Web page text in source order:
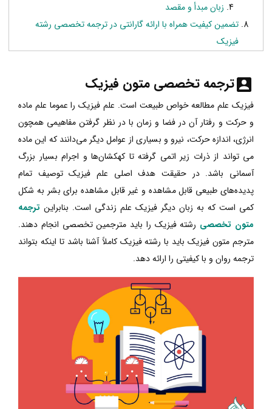
زبان مبدأ و مقصد
تضمین کیفیت همراه با ارائه گارانتی در ترجمه تخصصی رشته
فیزیک
ترجمه تخصصی متون فیزیک
فیزیک علم مطالعه خواص طبیعت است. علم فیزیک را عموما علم ماده
و حرکت و رفتار آن در فضا و زمان با در نظر گرفتن مفاهیمی همچون
انرژی، اندازه حرکت، نیرو و بسیاری از عوامل دیگر می‌دانند که این ماده
می تواند از ذرات زیر اتمی گرفته تا کهکشان‌ها و اجرام بسیار بزرگ
آسمانی باشد. در حقیقت هدف اصلی علم فیزیک توصیف تمام
پدیده‌های طبیعی قابل مشاهده و غیر قابل مشاهده برای بشر به شکل
کمی است که به زبان دیگر فیزیک‌ علم‌ زندگی‌ است‌. بنابراین ترجمه
متون تخصصی رشته فیزیک را باید مترجمین تخصصی انجام دهند.
مترجم متون فیزیک باید با رشته فیزیک کاملاً آشنا باشد تا اینکه بتواند
ترجمه روان و با کیفیتی را ارائه دهد.